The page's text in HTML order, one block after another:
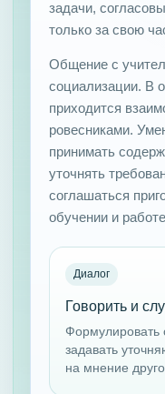
задачи,
только за свою
Общение с
социализации. В
приходится
ровесниками.
принимать
уточнять
соглашаться
обучении и
Диалог
Говорить и
Формулировать
задавать
на мнение